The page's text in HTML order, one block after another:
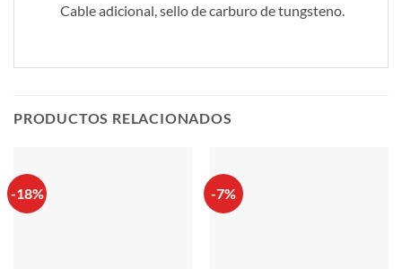
Cable adicional, sello de carburo de tungsteno.
PRODUCTOS RELACIONADOS
-18% -7%